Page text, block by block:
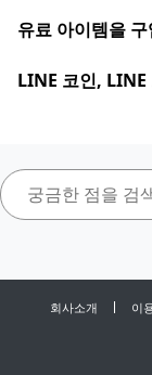
유료 아이템을
LINE 코인, LINE
회사소개 이